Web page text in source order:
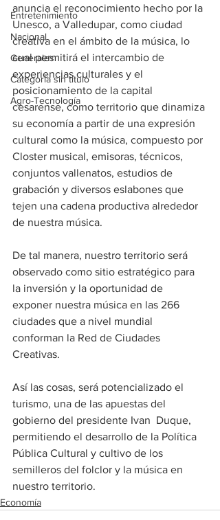
Entretenimiento
Nacional
Generales
Categoría sin título
Agro-Tecnología
anuncia el reconocimiento hecho por la
Unesco, a Valledupar, como ciudad
creativa en el ámbito de la música, lo
cual permitirá el intercambio de
experiencias culturales y el
posicionamiento de la capital
cesarense, como territorio que dinamiza
su economía a partir de una expresión
cultural como la música, compuesto por
Closter musical, emisoras, técnicos,
conjuntos vallenatos, estudios de
grabación y diversos eslabones que
tejen una cadena productiva alrededor
de nuestra música.
De tal manera, nuestro territorio será
observado como sitio estratégico para
la inversión y la oportunidad de
exponer nuestra música en las 266
ciudades que a nivel mundial
conforman la Red de Ciudades
Creativas.
Así las cosas, será potencializado el
turismo, una de las apuestas del
gobierno del presidente Ivan  Duque,
permitiendo el desarrollo de la Política
Pública Cultural y cultivo de los
semilleros del folclor y la música en
nuestro territorio.
Economía